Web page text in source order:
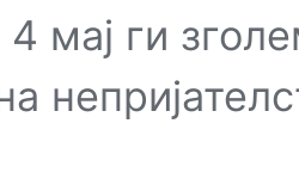
4 мај ги